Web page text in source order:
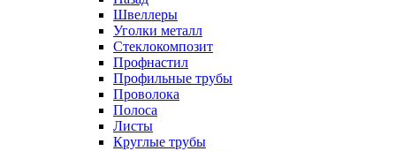
Швеллеры
Уголки металл
Стеклокомпозит
Профнастил
Профильные трубы
Проволока
Полоса
Листы
Круглые трубы